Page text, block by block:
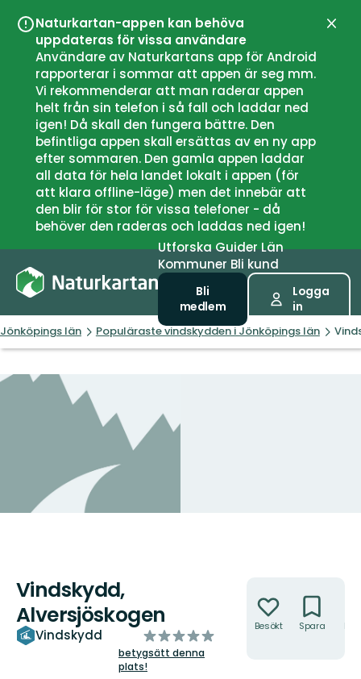
Naturkartan-appen kan behöva
uppdateras för vissa användare
Användare av Naturkartans app för Android
rapporterar i sommar att appen är seg mm.
Vi rekommenderar att man raderar appen
helt från sin telefon i så fall och laddar ned
igen! Då skall den fungera bättre. Den
befintliga appen skall ersättas av en ny app
efter sommaren. Den gamla appen laddar
all data för hela landet lokalt i appen (för
att klara offline-läge) men det innebär att
den blir för stor för vissa telefoner - då
behöver den raderas och laddas ned igen!
UtforskaGuiderLän
Kommuner Bli kund
Bli
medlem
Logga
in
Jönköpings län Populäraste vindskydden i Jönköpings län
Vindskydd,
Alversjöskogen
Vindskydd
av
5
stjärnor
betygsätt denna
plats!
Besökt Spara